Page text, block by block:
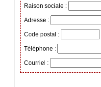
Raison sociale :
Adresse :
Code postal :
Téléphone :
Courriel :